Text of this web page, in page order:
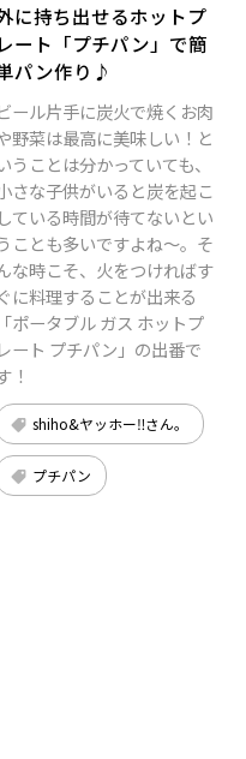
に持ち出せるホットプ
レート「プチパン」で簡
パン作り♪
ール片手に炭火で焼くお肉
野菜は最高に美味しい！と
うことは分かっていても、
さな子供がいると炭を起こ
している時間が待てないとい
ことも多いですよね～。そ
な時こそ、火をつければす
ぐに料理することが出来る
「ポータブル ガス ホットプ
レート プチパン」の出番で
！
shiho&ヤッホー‼さん。
プチパン